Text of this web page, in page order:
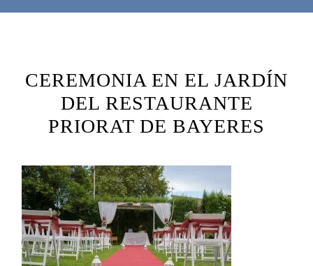
CEREMONIA EN EL JARDÍN
DEL RESTAURANTE
PRIORAT DE BAYERES